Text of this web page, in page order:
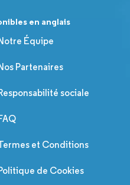
en anglais
Équipe
Partenaires
sociale
et Conditions
de Cookies